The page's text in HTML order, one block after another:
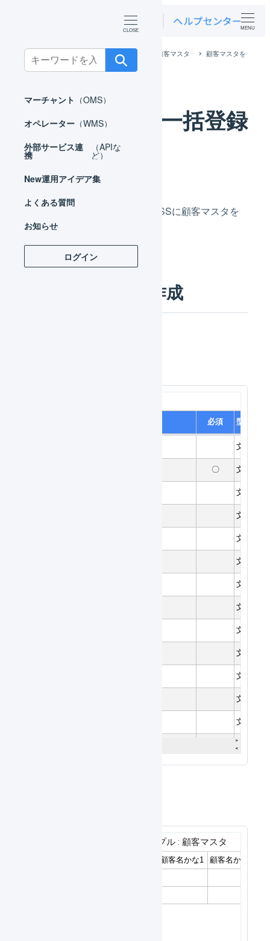
Search
for:
マーチャント （OMS）
オペレーター （WMS）
外部サービス連
携
（APIな
ど）
New運用アイデア集
よくある質問
お知らせ
ログイン
MENU
マーチャント マスタ 顧客マスタ
顧客マスタを
一括登録する
顧客マスタを一括登録
する
CSVファイルにより、LOGILESSに顧客マスタを
一括登録することができます。
CSVファイルの作成